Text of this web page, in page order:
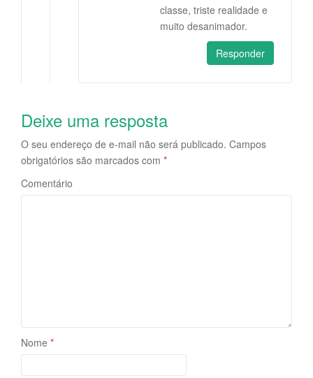
classe, triste realidade e
muito desanimador.
Responder
Deixe uma resposta
O seu endereço de e-mail não será publicado. Campos
obrigatórios são marcados com *
Comentário
Nome *